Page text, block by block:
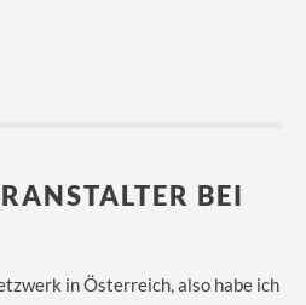
BEI
in Österreich, also habe ich